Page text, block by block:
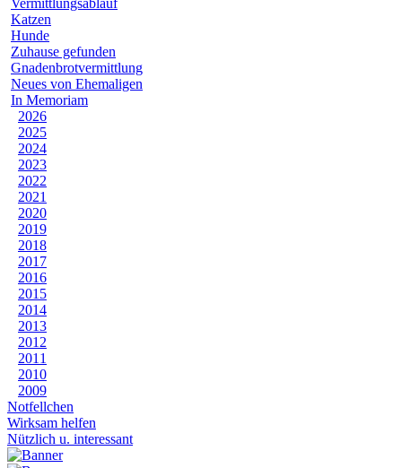
Vermittlungsablauf
Katzen
Hunde
Zuhause gefunden
Gnadenbrotvermittlung
Neues von Ehemaligen
In Memoriam
2026
2025
2024
2023
2022
2021
2020
2019
2018
2017
2016
2015
2014
2013
2012
2011
2010
2009
Notfellchen
Wirksam helfen
Nützlich u. interessant